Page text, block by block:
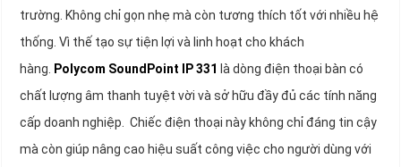
trường. Không chỉ gọn nhẹ mà còn tương thích tốt với nhiều hệ
thống. Vì thế tạo sự tiện lợi và linh hoạt cho khách
hàng.
Polycom SoundPoint IP 331 là dòng điện thoại bàn có
chất lượng âm thanh tuyệt vời và sở hữu đầy đủ các tính năng
cấp doanh nghiệp. Chiếc điện thoại này không chỉ đáng tin cậy
mà còn giúp nâng cao hiệu suất công việc cho người dùng với